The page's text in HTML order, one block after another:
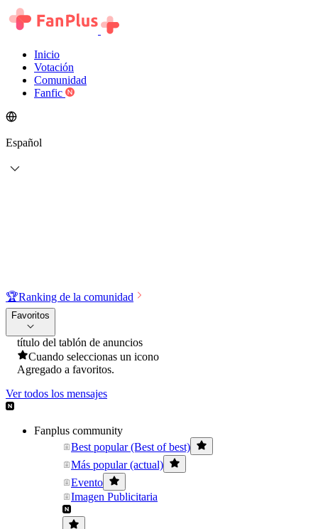
Inicio
Votación
Comunidad
Fanfic
Español
🏆Ranking de la comunidad
Favoritos
título del tablón de anuncios
Cuando seleccionas un icono
Agregado a favoritos.
Ver todos los mensajes
Fanplus community
Best popular (Best of best)
Más popular (actual)
Evento
Imagen Publicitaria